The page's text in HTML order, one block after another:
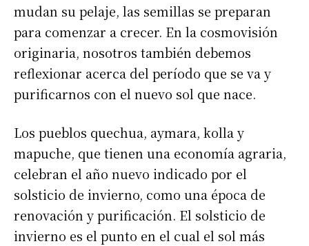
mudan su pelaje, las semillas se preparan
para comenzar a crecer. En la cosmovisión
originaria, nosotros también debemos
reflexionar acerca del período que se va y
purificarnos con el nuevo sol que nace.
Los pueblos quechua, aymara, kolla y
mapuche, que tienen una economía agraria,
celebran el año nuevo indicado por el
solsticio de invierno, como una época de
renovación y purificación. El solsticio de
invierno es el punto en el cual el sol más